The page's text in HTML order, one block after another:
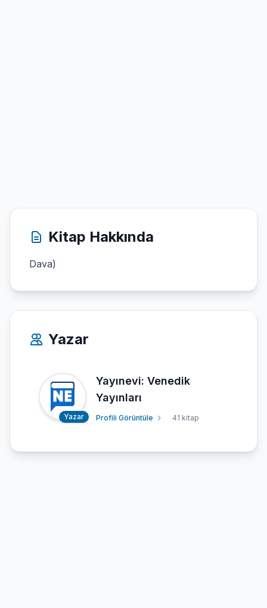
Kitap Hakkında
Dava)
Yazar
Yazar
Yayınevi: Venedik
Yayınları
Profili Görüntüle 41 kitap